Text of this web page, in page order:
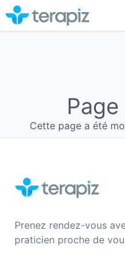
Cette page a été
Prenez rendez-vous
praticien proche de